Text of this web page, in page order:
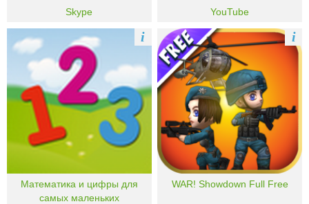
Skype YouTube
Математика и цифры для
самых маленьких
i
WAR! Showdown Full Free
i